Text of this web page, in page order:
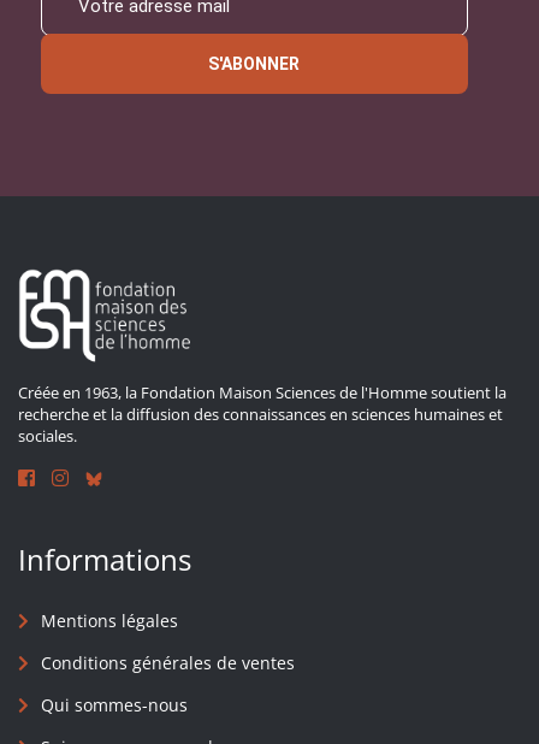
S'ABONNER
Créée en 1963, la Fondation Maison Sciences de l'Homme soutient la
recherche et la diffusion des connaissances en sciences humaines et
sociales.
Informations
Mentions légales
Conditions générales de ventes
Qui sommes-nous